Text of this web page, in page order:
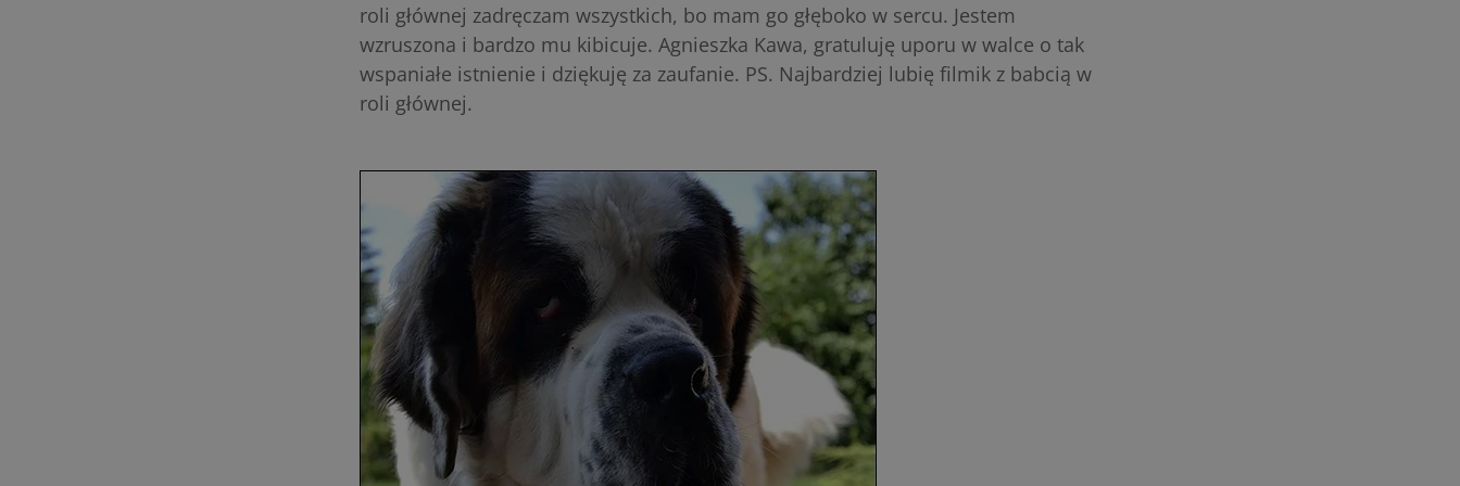
roli głównej zadręczam wszystkich, bo mam go głęboko w sercu. Jestem
wzruszona i bardzo mu kibicuje. Agnieszka Kawa, gratuluję uporu w walce o tak
wspaniałe istnienie i dziękuję za zaufanie. PS. Najbardziej lubię filmik z babcią w
roli głównej.